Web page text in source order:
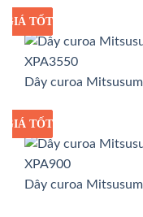
GIÁ SỈ
GIÁ TỐT
Dây curoa
GIÁ SỈ
GIÁ TỐT
Dây curoa